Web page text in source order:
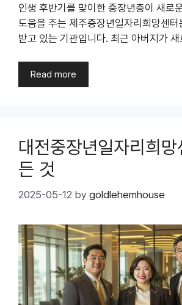
인생 후반기를 맞이한 중장년층이 새로
도움을 주는 제주중장년일자리희망센터
받고 있는 기관입니다. 최근 아버지가
Read more
대전중장년일자리희
든 것
2025-05-12 by goldlehemhouse